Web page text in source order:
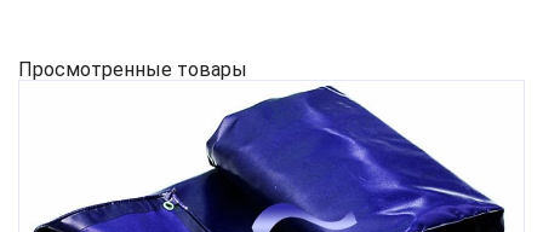
Просмотренные товары